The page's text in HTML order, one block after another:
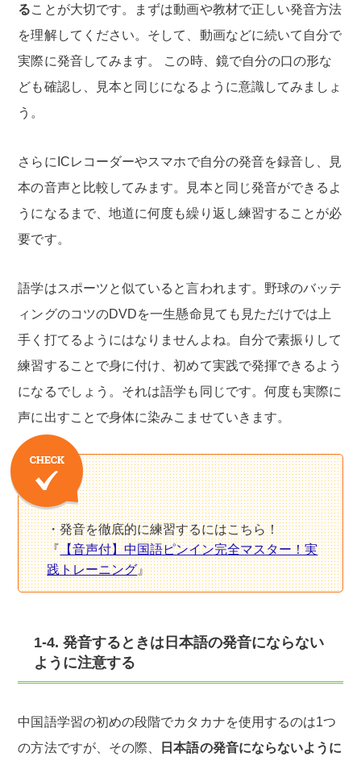
ることが大切です。まずは動画や教材で正しい発音方法
を理解してください。そして、動画などに続いて自分で
実際に発音してみます。 この時、鏡で自分の口の形な
ども確認し、見本と同じになるように意識してみましょ
う。
さらにICレコーダーやスマホで自分の発音を録音し、見
本の音声と比較してみます。見本と同じ発音ができるよ
うになるまで、地道に何度も繰り返し練習することが必
要です。
語学はスポーツと似ていると言われます。野球のバッテ
ィングのコツのDVDを一生懸命見ても見ただけでは上
手く打てるようにはなりませんよね。自分で素振りして
練習することで身に付け、初めて実践で発揮できるよう
になるでしょう。それは語学も同じです。何度も実際に
声に出すことで身体に染みこませていきます。
・発音を徹底的に練習するにはこちら！
『【音声付】中国語ピンイン完全マスター！実
践トレーニング』
1-4. 発音するときは日本語の発音にならない
ように注意する
中国語学習の初めの段階でカタカナを使用するのは1つ
の方法ですが、その際、
日本語の発音にならないように